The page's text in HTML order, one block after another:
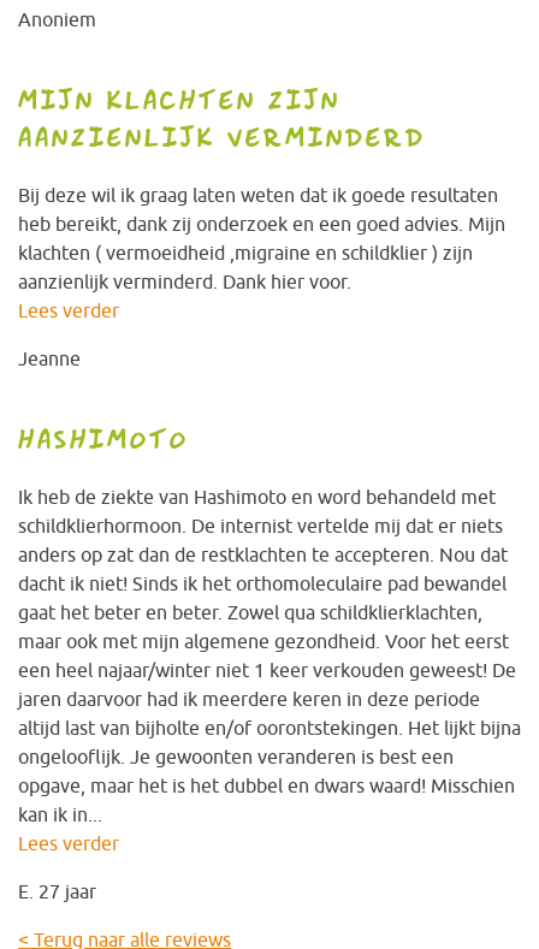
Anoniem
MIJN KLACHTEN ZIJN
AANZIENLIJK VERMINDERD
Bij deze wil ik graag laten weten dat ik goede resultaten
heb bereikt, dank zij onderzoek en een goed advies. Mijn
klachten ( vermoeidheid ,migraine en schildklier ) zijn
aanzienlijk verminderd. Dank hier voor.
Lees verder
Jeanne
HASHIMOTO
Ik heb de ziekte van Hashimoto en word behandeld met
schildklierhormoon. De internist vertelde mij dat er niets
anders op zat dan de restklachten te accepteren. Nou dat
dacht ik niet! Sinds ik het orthomoleculaire pad bewandel
gaat het beter en beter. Zowel qua schildklierklachten,
maar ook met mijn algemene gezondheid. Voor het eerst
een heel najaar/winter niet 1 keer verkouden geweest! De
jaren daarvoor had ik meerdere keren in deze periode
altijd last van bijholte en/of oorontstekingen. Het lijkt bijna
ongelooflijk. Je gewoonten veranderen is best een
opgave, maar het is het dubbel en dwars waard! Misschien
kan ik in...
Lees verder
E. 27 jaar
< Terug naar alle reviews